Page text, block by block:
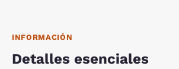
INFORMACIÓN
Detalles esenciales